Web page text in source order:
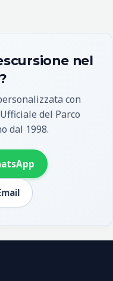
nel
con
del Parco
dal 1998.